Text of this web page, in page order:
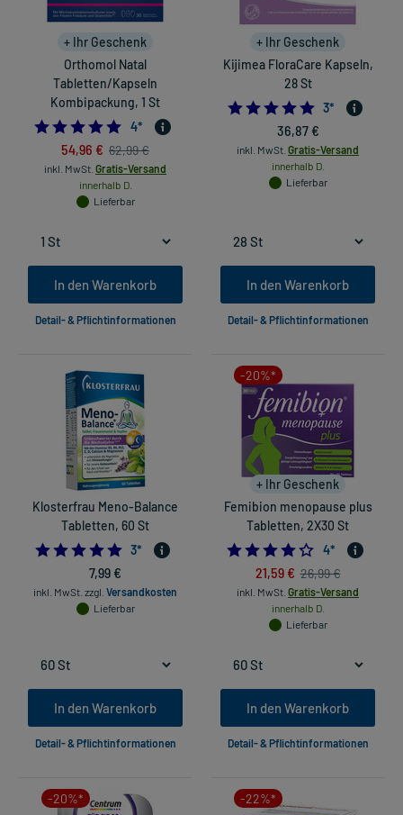
+ Ihr Geschenk
Orthomol Natal
Tabletten/Kapseln
Kombipackung, 1 St
5.0
4*
54,96 € 62,99 €
inkl. MwSt. Gratis-Versand
innerhalb D.
Lieferbar
In den Warenkorb
Detail- & Pflichtinformationen
+ Ihr Geschenk
Kijimea FloraCare Kapseln,
28 St
5.0
3*
36,87 €
inkl. MwSt. Gratis-Versand
innerhalb D.
Lieferbar
In den Warenkorb
Detail- & Pflichtinformationen
Klosterfrau Meno-Balance
Tabletten, 60 St
5.0
3*
7,99 €
inkl. MwSt. zzgl. Versandkosten
Lieferbar
In den Warenkorb
Detail- & Pflichtinformationen
-20%*
+ Ihr Geschenk
Femibion menopause plus
Tabletten, 2X30 St
4.25
4*
21,59 € 26,99 €
inkl. MwSt. Gratis-Versand
innerhalb D.
Lieferbar
In den Warenkorb
Detail- & Pflichtinformationen
-20%* -22%*